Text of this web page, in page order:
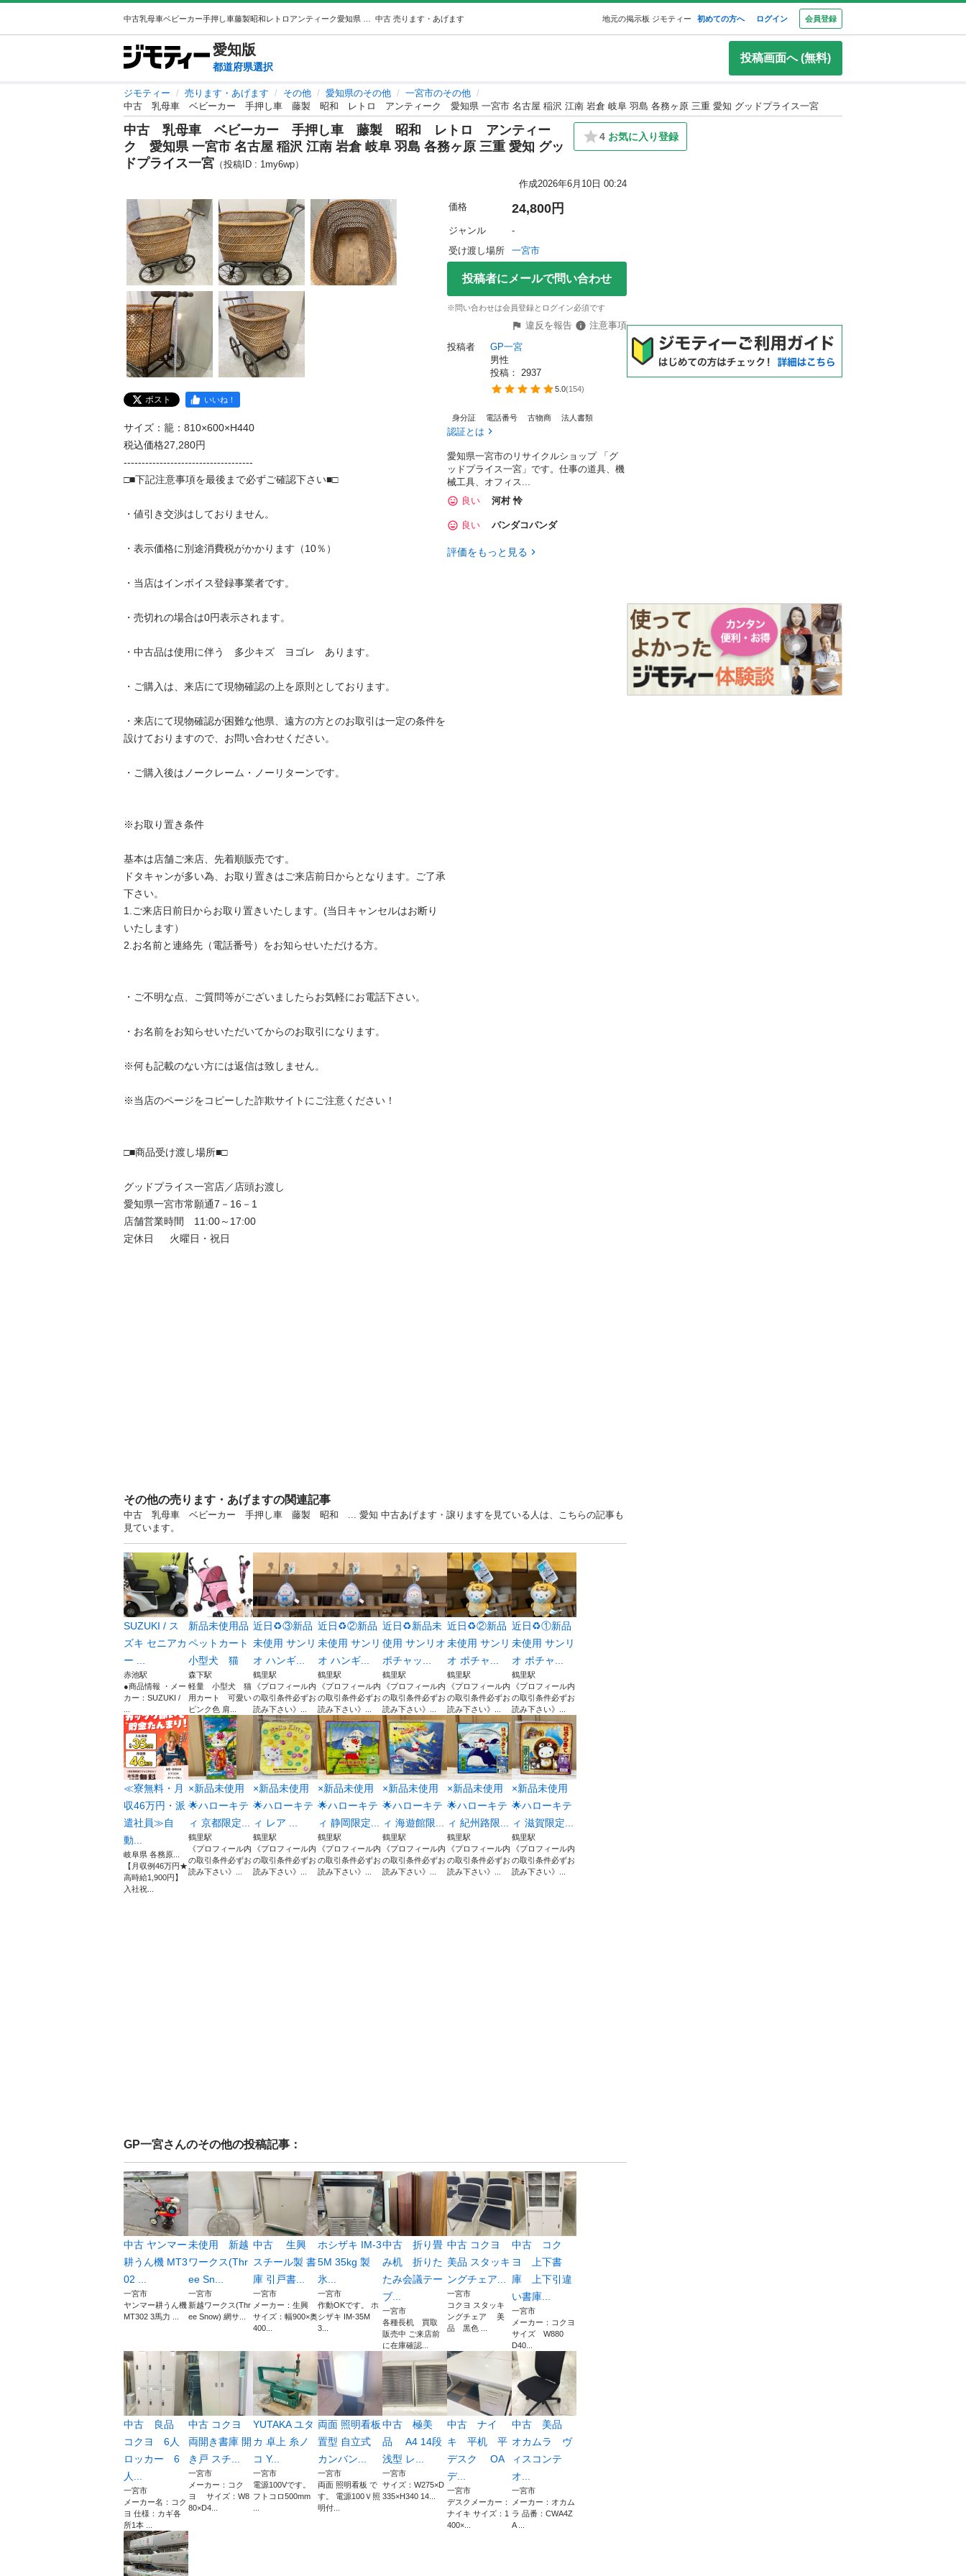
中古 売ります・あげます 地元の掲示板 ジモティー 初めての方へ ログイン 会員登録
愛知版
都道府県選択
投稿画面へ (無料)
ジモティー 売ります・あげます その他 愛知県のその他
一宮市のその他
中古 乳母車 ベビーカー 手押し車 藤製 昭和 レトロ アンティーク 愛知県 一宮市 名古屋 稲沢 江南 岩倉 岐阜 羽島 各務ヶ原 三重 愛知 グッドプライス一宮
中古 乳母車 ベビーカー 手押し車 藤製 昭和 レトロ アンティー
ク 愛知県 一宮市 名古屋 稲沢 江南 岩倉 岐阜 羽島 各務ヶ原 三重 愛知 グッ
ドプライス一宮 （投稿ID : 1my6wp）
4 お気に入り登録
作成2026年6月10日 00:24
ポスト いいね！
サイズ：籠：810×600×H440
税込価格27,280円
------------------------------------
□■下記注意事項を最後まで必ずご確認下さい■□
・値引き交渉はしておりません。
・表示価格に別途消費税がかかります（10％）
・当店はインボイス登録事業者です。
・売切れの場合は0円表示されます。
・中古品は使用に伴う　多少キズ　ヨゴレ　あります。
・ご購入は、来店にて現物確認の上を原則としております。
・来店にて現物確認が困難な他県、遠方の方とのお取引は一定の条件を
設けておりますので、お問い合わせください。
・ご購入後はノークレーム・ノーリターンです。
※お取り置き条件
基本は店舗ご来店、先着順販売です。
ドタキャンが多い為、お取り置きはご来店前日からとなります。ご了承
下さい。
1.ご来店日前日からお取り置きいたします。(当日キャンセルはお断り
いたします）
2.お名前と連絡先（電話番号）をお知らせいただける方。
・ご不明な点、ご質問等がございましたらお気軽にお電話下さい。
・お名前をお知らせいただいてからのお取引になります。
※何も記載のない方には返信は致しません。
※当店のページをコピーした詐欺サイトにご注意ください！
□■商品受け渡し場所■□
グッドプライス一宮店／店頭お渡し
愛知県一宮市常願通7－16－1
店舗営業時間　11:00～17:00
価格 24,800円
ジャンル
-
受け渡し場所
一宮市
投稿者にメールで問い合わせ
※問い合わせは会員登録とログイン必須です
違反を報告
注意事項
投稿者
GP一宮
男性
投稿： 2937
5.0(154)
身分証 電話番号 古物商 法人書類
認証とは
愛知県一宮市のリサイクルショップ 「グ
ッドプライス一宮」です。仕事の道具、機
械工具、オフィス...
良い
河村 怜
良い パンダコパンダ
評価をもっと見る
その他の売ります・あげますの関連記事
中古 乳母車 ベビーカー 手押し車 藤製 昭和 ... 愛知 中古あげます・譲りますを見ている人は、こちらの記事も
見ています。
SUZUKI / ス
ズキ セニアカ
ー ...
赤池駅
●商品情報 ・メー
カー：SUZUKI /
新品未使用品
ペットカート
小型犬 猫
森下駅
軽量 小型犬 猫
用カート 可愛い
ピンク色 肩...
近日♻️③新品
未使用 サンリ
オ ハンギ...
鶴里駅
《プロフィール内
の取引条件必ずお
読み下さい》...
近日♻️②新品
未使用 サンリ
オ ハンギ...
鶴里駅
《プロフィール内
の取引条件必ずお
読み下さい》...
近日♻️新品未
使用 サンリオ
ポチャッ...
鶴里駅
《プロフィール内
の取引条件必ずお
読み下さい》...
近日♻️②新品
未使用 サンリ
オ ポチャ...
鶴里駅
《プロフィール内
の取引条件必ずお
読み下さい》...
近日♻️①新品
未使用 サンリ
オ ポチャ...
鶴里駅
《プロフィール内
の取引条件必ずお
読み下さい》...
≪寮無料・月
収46万円・派
遣社員≫自
動...
岐阜県 各務原...
【月収例46万円★
高時給1,900円】
入社祝...
×新品未使用
🌟ハローキテ
ィ 京都限定...
鶴里駅
《プロフィール内
の取引条件必ずお
読み下さい》...
×新品未使用
🌟ハローキテ
ィ レア ...
鶴里駅
《プロフィール内
の取引条件必ずお
読み下さい》...
×新品未使用
🌟ハローキテ
ィ 静岡限定...
鶴里駅
《プロフィール内
の取引条件必ずお
読み下さい》...
×新品未使用
🌟ハローキテ
ィ 海遊館限...
鶴里駅
《プロフィール内
の取引条件必ずお
読み下さい》...
×新品未使用
🌟ハローキテ
ィ 紀州路限...
鶴里駅
《プロフィール内
の取引条件必ずお
読み下さい》...
×新品未使用
🌟ハローキテ
ィ 滋賀限定...
鶴里駅
《プロフィール内
の取引条件必ずお
読み下さい》...
GP一宮さんのその他の投稿記事：
中古 ヤンマー
耕うん機 MT3
02 ...
一宮市
ヤンマー耕うん機
MT302 3馬力 ...
未使用 新越
ワークス(Thr
ee Sn...
一宮市
新越ワークス(Thr
ee Snow) 網サ...
中古 生興
スチール製 書
庫 引戸書...
一宮市
メーカー：生興
サイズ：幅900×奥
400...
ホシザキ IM-3
5M 35kg 製
氷...
一宮市
作動OKです。 ホ
シザキ IM-35M
3...
中古 折り畳
み机 折りた
たみ会議テー
ブ...
一宮市
各種長机 買取
販売中 ご来店前
に在庫確認...
中古 コクヨ
美品 スタッキ
ングチェア...
一宮市
コクヨ スタッキ
ングチェア 美
品 黒色 ...
中古 コク
ヨ 上下書
庫 上下引違
い書庫...
一宮市
メーカー：コクヨ
サイズ W880
D40...
中古 良品
コクヨ 6人
ロッカー 6
人...
一宮市
メーカー名：コク
ヨ 仕様：カギ各
所1本 ...
中古 コクヨ
両開き書庫 開
き戸 スチ...
一宮市
メーカー：コク
ヨ サイズ：W8
80×D4...
YUTAKA ユタ
カ 卓上 糸ノ
コ Y...
一宮市
電源100Vです。
フトコロ500mm
両面 照明看板
置型 自立式
カンバン...
一宮市
両面 照明看板 で
す。 電源100Ｖ照
明付...
中古 極美
品 A4 14段
浅型 レ...
一宮市
サイズ：W275×D
335×H340 14...
中古 ナイ
キ 平机 平
デスク OA
デ...
一宮市
デスクメーカー：
ナイキ サイズ：1
400×...
中古 美品
オカムラ ヴ
ィスコンテ
オ...
一宮市
メーカー：オカム
ラ 品番：CWA4Z
A ...